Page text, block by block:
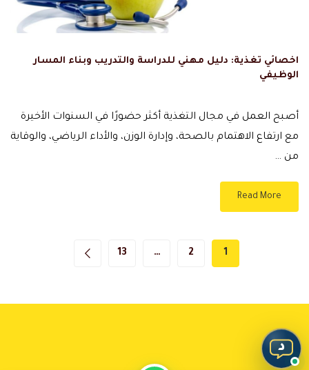
اخصائي تغذية: دليل مهني للدراسة والتدريب وبناء المسار
الوظيفي
أصبح العمل في مجال التغذية أكثر حضورًا في السنوات الأخيرة
مع ارتفاع الاهتمام بالصحة، وإدارة الوزن، والأداء الرياضي، والوقاية
من …
Read More
1
2
…
13
د